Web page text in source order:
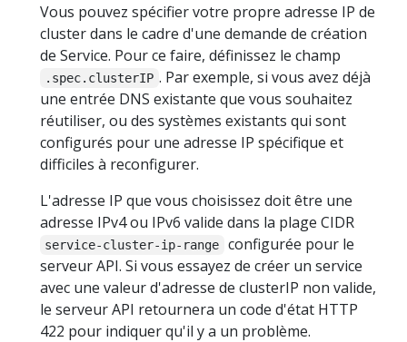
Vous pouvez spécifier votre propre adresse IP de
cluster dans le cadre d'une demande de création
de Service. Pour ce faire, définissez le champ
.spec.clusterIP . Par exemple, si vous avez déjà
une entrée DNS existante que vous souhaitez
réutiliser, ou des systèmes existants qui sont
configurés pour une adresse IP spécifique et
difficiles à reconfigurer.
L'adresse IP que vous choisissez doit être une
adresse IPv4 ou IPv6 valide dans la plage CIDR
service-cluster-ip-range
configurée pour le
serveur API. Si vous essayez de créer un service
avec une valeur d'adresse de clusterIP non valide,
le serveur API retournera un code d'état HTTP
422 pour indiquer qu'il y a un problème.